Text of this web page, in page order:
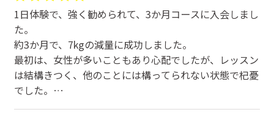
1日体験で、強く勧められて、3か月コースに入会しまし
た。
約3か月で、7kgの減量に成功しました。
最初は、女性が多いこともあり心配でしたが、レッスン
は結構きつく、他のことには構ってられない状態で杞憂
でした。
インストラクターの方も丁寧な対応をして頂きました。